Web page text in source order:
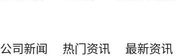
公司新闻 热门资讯 最新资讯